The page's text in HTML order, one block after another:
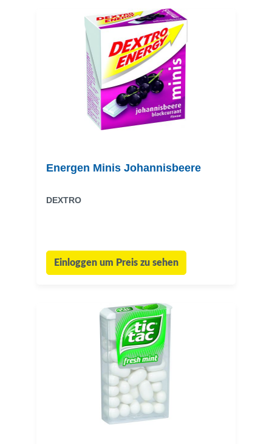
Energen Minis Johannisbeere
DEXTRO
Einloggen um Preis zu sehen